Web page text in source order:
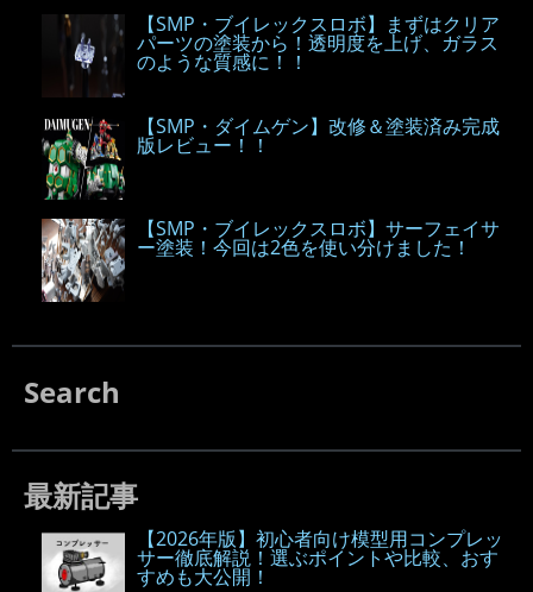
【SMP・ブイレックスロボ】まずはクリア
パーツの塗装から！透明度を上げ、ガラス
のような質感に！！
【SMP・ダイムゲン】改修＆塗装済み完成
版レビュー！！
【SMP・ブイレックスロボ】サーフェイサ
ー塗装！今回は2色を使い分けました！
Search
最新記事
【2026年版】初心者向け模型用コンプレッ
サー徹底解説！選ぶポイントや比較、おす
すめも大公開！